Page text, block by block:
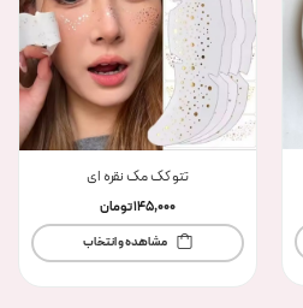
تتو کک مک نقره ای
145,000تومان
مشاهده و انتخاب